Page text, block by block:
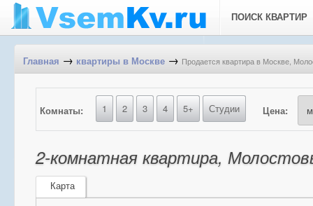
ПОИСК КВАРТИР
Главная → квартиры в Москве → Продается квартира в Москве,
Комнаты: 1 2 3 4 5+ Студии Цена:
2-комнатная квартира,
Карта